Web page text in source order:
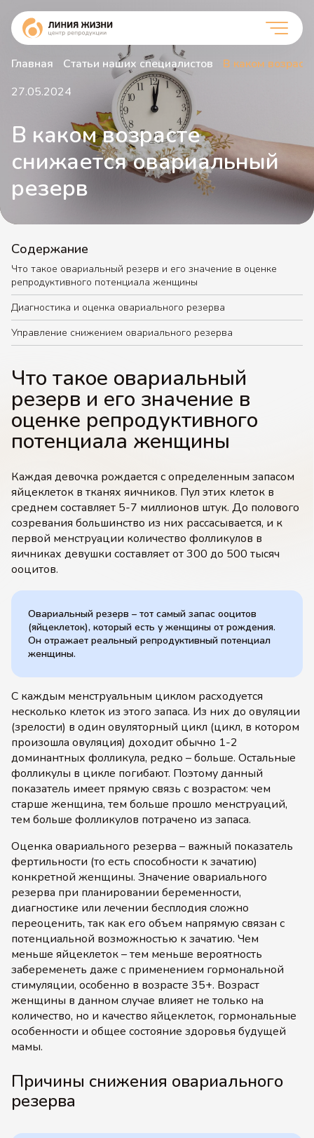
Главная Статьи наших специалистов
В каком
27.05.2024
В каком возрасте
снижается овариальный
резерв
Что такое овариальный
резерв и его значение в
оценке репродуктивного
потенциала женщины
Каждая девочка рождается с определенным запасом
яйцеклеток в тканях яичников. Пул этих клеток в
среднем составляет 5-7 миллионов штук. До полового
созревания большинство из них рассасывается, и к
первой менструации количество фолликулов в
яичниках девушки составляет от 300 до 500 тысяч
ооцитов.
Овариальный резерв – тот самый запас ооцитов
(яйцеклеток), который есть у женщины от рождения.
Он отражает реальный репродуктивный потенциал
женщины.
С каждым менструальным циклом расходуется
несколько клеток из этого запаса. Из них до овуляции
(зрелости) в один овуляторный цикл (цикл, в котором
произошла овуляция) доходит обычно 1-2
доминантных фолликула, редко – больше. Остальные
фолликулы в цикле погибают. Поэтому данный
показатель имеет прямую связь с возрастом: чем
старше женщина, тем больше прошло менструаций,
тем больше фолликулов потрачено из запаса.
Оценка овариального резерва – важный показатель
фертильности (то есть способности к зачатию)
конкретной женщины. Значение овариального
резерва при планировании беременности,
диагностике или лечении бесплодия сложно
переоценить, так как его объем напрямую связан с
потенциальной возможностью к зачатию. Чем
меньше яйцеклеток – тем меньше вероятность
забеременеть даже с применением гормональной
стимуляции, особенно в возрасте 35+. Возраст
женщины в данном случае влияет не только на
количество, но и качество яйцеклеток, гормональные
особенности и общее состояние здоровья будущей
мамы.
Причины снижения овариального
резерва
Содержание
Что такое овариальный резерв и его значение в оценке
репродуктивного потенциала женщины
Диагностика и оценка овариального резерва
Управление снижением овариального резерва